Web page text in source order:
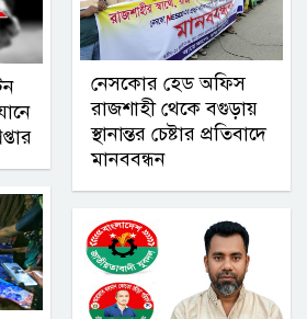
নেসকোর হেড অফিস
রাজশাহী থেকে বগুড়ায়
স্থানান্তর চেষ্টার প্রতিবাদে
মানববন্ধন